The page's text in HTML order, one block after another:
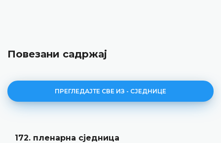
Повезани садржај
ПРЕГЛЕДАЈТЕ СВЕ ИЗ - СЈЕДНИЦЕ
Дневни ред 172.